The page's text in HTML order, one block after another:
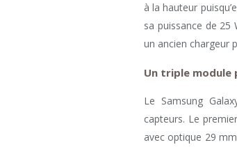
à la hauteur
sa puissance de
un ancien chargeur
Un triple module
Le Samsung
capteurs. Le
avec optique 29